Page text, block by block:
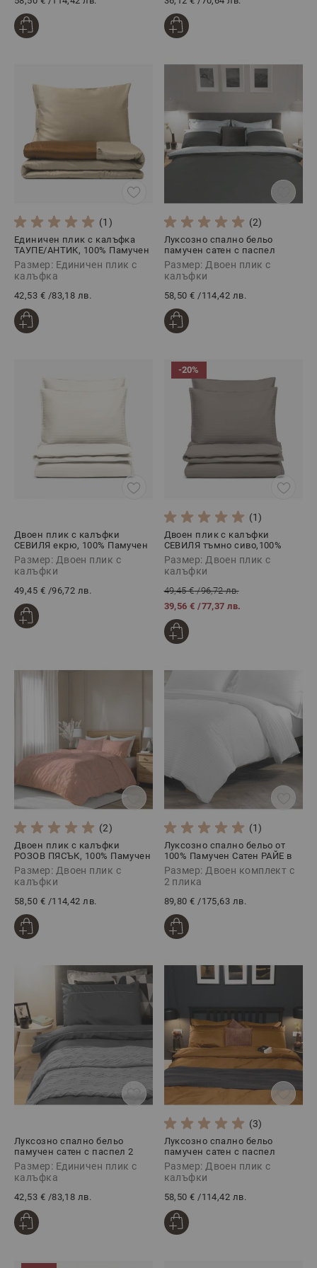
(1)
Единичен плик с калъфка
ТАУПЕ/АНТИК, 100% Памучен
сатен, 2 части
Размер: Единичен плик с
калъфка
42,53 € /83,18 лв.
(2)
Луксозно спално бельо
памучен сатен с паспел
СМОУКИ/СИЛВЪРИ, 3 части
Размер: Двоен плик с
калъфки
58,50 € /114,42 лв.
Двоен плик с калъфки
СЕВИЛЯ екрю, 100% Памучен
сатен, 3 части
Размер: Двоен плик с
калъфки
49,45 € /96,72 лв.
-20%
(1)
Двоен плик с калъфки
СЕВИЛЯ тъмно сиво,100%
Памучен сатен, 3 части
Размер: Двоен плик с
калъфки
49,45 €/96,72 лв.
39,56 € /77,37 лв.
(2)
Двоен плик с калъфки
РОЗОВ ПЯСЪК, 100% Памучен
сатен, 3 части
Размер: Двоен плик с
калъфки
58,50 € /114,42 лв.
(1)
Луксозно спално бельо от
100% Памучен Сатен РАЙЕ в
Бяло, 5 части
Размер: Двоен комплект с
2 плика
89,80 € /175,63 лв.
Луксозно спално бельо
памучен сатен с паспел 2
части, СМОУКИ
Размер: Единичен плик с
калъфка
42,53 € /83,18 лв.
(3)
Луксозно спално бельо
памучен сатен с паспел
АНТИК, 3 части
Размер: Двоен плик с
калъфки
58,50 € /114,42 лв.